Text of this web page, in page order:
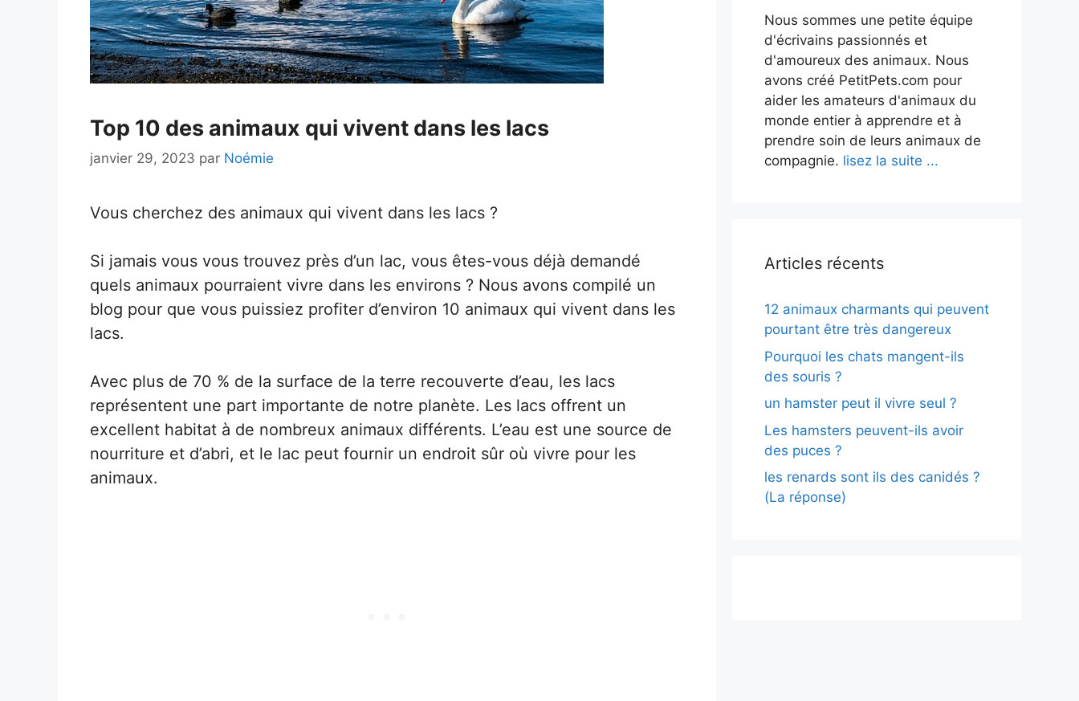
Top 10 des animaux qui vivent dans les lacs
janvier 29, 2023 par Noémie
Vous cherchez des animaux qui vivent dans les lacs ?
Si jamais vous vous trouvez près d’un lac, vous êtes-vous déjà demandé
quels animaux pourraient vivre dans les environs ? Nous avons compilé un
blog pour que vous puissiez profiter d’environ 10 animaux qui vivent dans les
lacs.
Avec plus de 70 % de la surface de la terre recouverte d’eau, les lacs
représentent une part importante de notre planète. Les lacs offrent un
excellent habitat à de nombreux animaux différents. L’eau est une source de
nourriture et d’abri, et le lac peut fournir un endroit sûr où vivre pour les
animaux.
Nous sommes une petite équipe
d'écrivains passionnés et
d'amoureux des animaux. Nous
avons créé PetitPets.com pour
aider les amateurs d'animaux du
monde entier à apprendre et à
prendre soin de leurs animaux de
compagnie. lisez la suite ...
Articles récents
12 animaux charmants qui peuvent
pourtant être très dangereux
Pourquoi les chats mangent-ils
des souris ?
un hamster peut il vivre seul ?
Les hamsters peuvent-ils avoir
des puces ?
les renards sont ils des canidés ?
(La réponse)